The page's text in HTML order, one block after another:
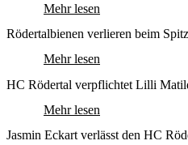
Mehr lesen
Rödertalbienen verlieren beim
Mehr lesen
HC Rödertal verpflichtet Lilli
Mehr lesen
Jasmin Eckart verlässt den HC